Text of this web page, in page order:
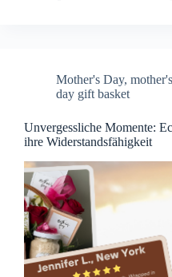
Mother's Day,
day gift basket
Unvergessliche Momente:
ihre Widerstandsfähigkeit